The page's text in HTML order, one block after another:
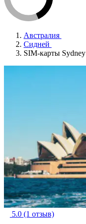
Австралия
Сидней
SIM-карты Sydney
5.0 (1 отзыв)